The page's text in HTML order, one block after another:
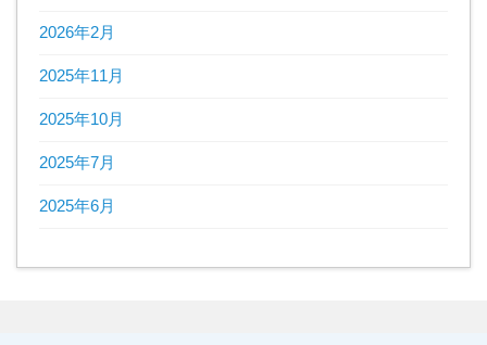
2026年2月
2025年11月
2025年10月
2025年7月
2025年6月